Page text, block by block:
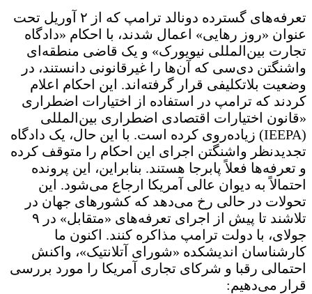
تعرفه‌های گسترده دونالد ترامپ که از ۲ آوریل تحت
عنوان «روز رهایی» اعمال شدند، با احکام «دادگاه
تجارت بین‌المللی نیویورک» و یک قاضی منطقه‌ای
واشنگتن دی‌سی که آن‌ها را غیرقانونی دانستند، در
وضعیت بلاتکلیفی قرار گرفته‌اند. این احکام اعلام
کردند که ترامپ در استفاده از اختیارات اضطراری
«قانون اختیارات اقتصادی اضطراری بین‌المللی
(IEEPA) زیاده‌روی کرده است. با این حال، یک دادگاه
تجدیدنظر واشنگتن اجرای این احکام را متوقف کرده
و تعرفه‌ها فعلاً پابرجا هستند. بنابراین، این پرونده
احتمالاً به دیوان عالی آمریکا ارجاع می‌شود. این
تحولات در حالی رخ می‌دهد که کشورهای جهان در
تلاشند تا پیش از اجرای تعرفه‌های «متقابل» در ۹
جولای، با دولت ترامپ مذاکره کنند. اکنون ما
کارشناسان اندیشکده «شورای آتلانتیک»، واکنش
احتمالی رقبا و شرکای تجاری آمریکا را مورد بررسی
قرار می‌دهیم: